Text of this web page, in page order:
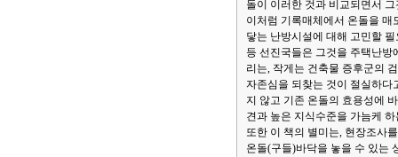
돌이 이러한 것과 비교되면서
이처럼 기록매체에서 온돌을
닿는 난방시설에 대해 고민할
등 선진국들은 그것을 주택난
리는, 작게는 건축물 증후군의
자존심을 되찾는 것이 절실하다
지 않고 기존 온돌의 효용성에
견과 높은 지식수준을 가늠케
또한 이 책의 별미는, 현장조사
온돌(구들)바닥을 놓을 수 있는